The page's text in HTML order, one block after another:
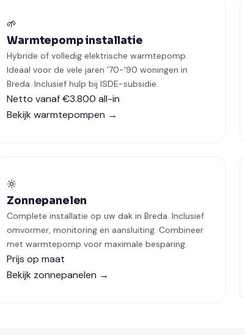
🌱
Warmtepomp installatie
Hybride of volledig elektrische warmtepomp.
Ideaal voor de vele jaren '70-'90 woningen in
Breda. Inclusief hulp bij ISDE-subsidie.
Netto vanaf €3.800 all-in
Bekijk warmtepompen →
Zonnepanelen
Complete installatie op uw dak in Breda. Inclusief
omvormer, monitoring en aansluiting. Combineer
met warmtepomp voor maximale besparing.
Prijs op maat
Bekijk zonnepanelen →